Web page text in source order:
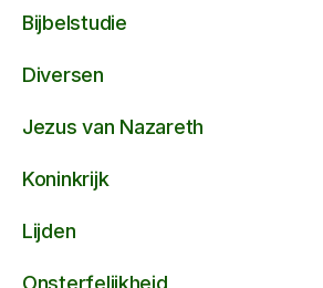
Bijbelstudie
Diversen
Jezus van Nazareth
Koninkrijk
Lijden
Onsterfelijkheid